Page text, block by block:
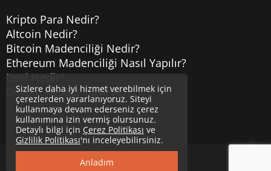
Kripto Para Nedir?
Altcoin Nedir?
Bitcoin Madenciliği Nedir?
Ethereum Madenciliği Nasıl Yapılır?
DeFi Nedir?
Bitcoin Hesabı Nasıl Açılır?
Uzmancoin
Sizlere daha iyi hizmet verebilmek için
çerezlerden yararlanıyoruz. Siteyi
kullanmaya devam ederseniz çerez
kullanımına izin vermiş olursunuz.
Detaylı bilgi için Çerez Politikası ve
Gizlilik Politikası'nı inceleyebilirsiniz.
Anladım